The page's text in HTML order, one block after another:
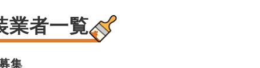
業者一覧
集